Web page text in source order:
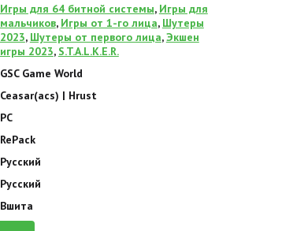
Игры для 64 битной системы, Игры для
мальчиков, Игры от 1-го лица, Шутеры
2023, Шутеры от первого лица,Экшен
игры 2023, S.T.A.L.K.E.R.
GSC Game World
Ceasar(acs) | Hrust
PC
RePack
Русский
Русский
Вшита